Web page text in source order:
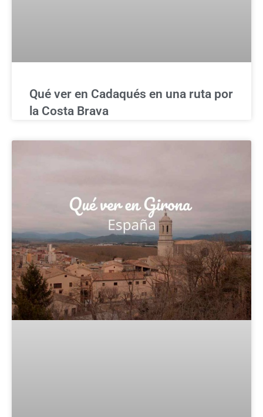
Qué ver en Cadaqués en una ruta por
la Costa Brava